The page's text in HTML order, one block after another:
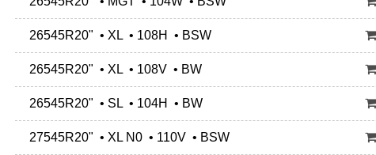
26545R20" • XL • 108H • BSW
26545R20" • XL • 108V • BW
26545R20" • SL • 104H • BW
27545R20" • XL N0 • 110V • BSW